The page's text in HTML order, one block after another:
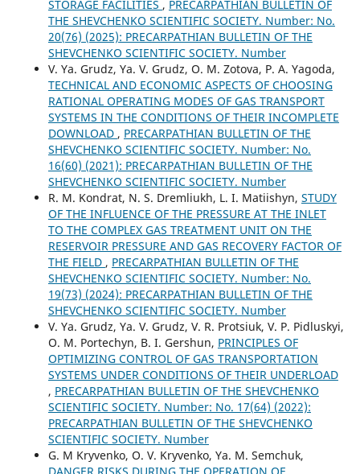
STORAGE FACILITIES , PRECARPATHIAN BULLETIN OF
THE SHEVCHENKO SCIENTIFIC SOCIETY. Number: No.
20(76) (2025): PRECARPATHIAN BULLETIN OF THE
SHEVCHENKO SCIENTIFIC SOCIETY. Number
V. Ya. Grudz, Ya. V. Grudz, O. M. Zotova, P. A. Yagoda,
TECHNICAL AND ECONOMIC ASPECTS OF CHOOSING
RATIONAL OPERATING MODES OF GAS TRANSPORT
SYSTEMS IN THE CONDITIONS OF THEIR INCOMPLETE
DOWNLOAD , PRECARPATHIAN BULLETIN OF THE
SHEVCHENKO SCIENTIFIC SOCIETY. Number: No.
16(60) (2021): PRECARPATHIAN BULLETIN OF THE
SHEVCHENKO SCIENTIFIC SOCIETY. Number
R. М. Kondrat, N. S. Dremliukh, L. I. Matiishyn, STUDY
OF THE INFLUENCE OF THE PRESSURE AT THE INLET
TO THE COMPLEX GAS TREATMENT UNIT ON THE
RESERVOIR PRESSURE AND GAS RECOVERY FACTOR OF
THE FIELD , PRECARPATHIAN BULLETIN OF THE
SHEVCHENKO SCIENTIFIC SOCIETY. Number: No.
19(73) (2024): PRECARPATHIAN BULLETIN OF THE
SHEVCHENKO SCIENTIFIC SOCIETY. Number
V. Ya. Grudz, Ya. V. Grudz, V. R. Protsiuk, V. P. Pidluskyi,
O. M. Portechyn, B. I. Gershun, PRINCIPLES OF
OPTIMIZING CONTROL OF GAS TRANSPORTATION
SYSTEMS UNDER CONDITIONS OF THEIR UNDERLOAD
, PRECARPATHIAN BULLETIN OF THE SHEVCHENKO
SCIENTIFIC SOCIETY. Number: No. 17(64) (2022):
PRECARPATHIAN BULLETIN OF THE SHEVCHENKO
SCIENTIFIC SOCIETY. Number
G. М Kryvenko, O. V. Kryvenko, Ya. M. Semchuk,
DANGER RISKS DURING THE OPERATION OF